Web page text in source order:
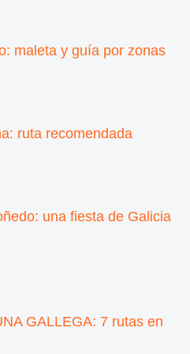
maleta y guía por zonas
ruta recomendada
una fiesta de Galicia
GALLEGA: 7 rutas en